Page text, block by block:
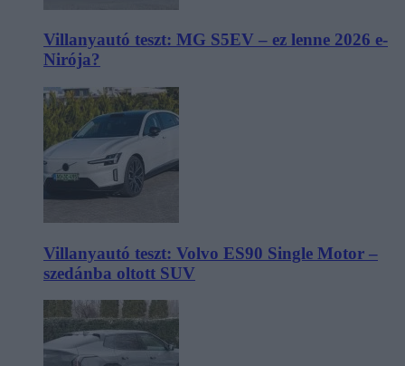
Villanyautó teszt: MG S5EV – ez lenne 2026 e-
Nirója?
Villanyautó teszt: Volvo ES90 Single Motor –
szedánba oltott SUV